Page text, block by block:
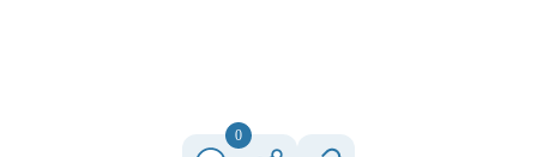
0